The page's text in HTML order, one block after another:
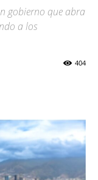
gobierno que abra
a los
404